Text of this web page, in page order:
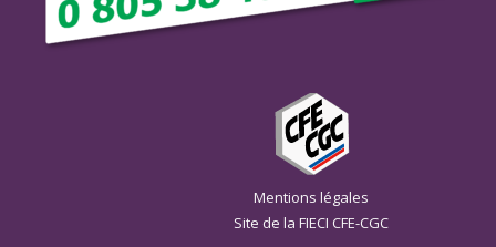
Mentions légales
Site de la FIECI CFE-CGC